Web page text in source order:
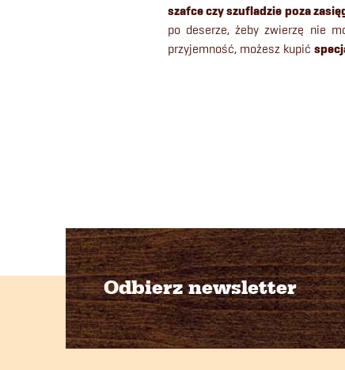
szafce czy szufladzie poza
po deserze, żeby zwierzę nie
przyjemność, możesz kupić
Odbierz newsletter